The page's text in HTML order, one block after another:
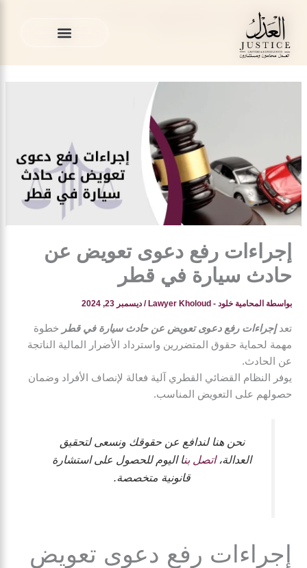
المحتوى
المدونة القانونية
تعويض عن حادث سيارة في قطر
إجراءات رفع دعوى تعويض عن
حادث سيارة في قطر
بواسطة المحامية خلود - Lawyer Kholoud /ديسمبر 23, 2024
تعدإجراءات رفع دعوى تعويض عن حادث سيارة في قطر
خطوة
مهمة لحماية حقوق المتضررين واسترداد الأضرار المالية الناتجة
عن الحادث.
يوفر النظام القضائي القطري آلية فعالة لإنصاف الأفراد وضمان
حصولهم على التعويض المناسب.
نحن هنا لندافع عن حقوقك ونسعى لتحقيق
العدالة،اتصل بنا اليوم للحصول على استشارة
قانونية متخصصة.
إجراءات رفع دعوى تعويض